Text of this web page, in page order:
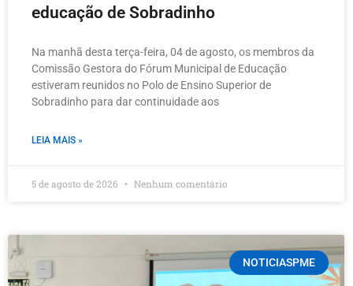
educação de Sobradinho
Na manhã desta terça-feira, 04 de agosto, os membros da
Comissão Gestora do Fórum Municipal de Educação
estiveram reunidos no Polo de Ensino Superior de
Sobradinho para dar continuidade aos
LEIA MAIS »
5 de agosto de 2026 Nenhum comentário
NOTICIASPME